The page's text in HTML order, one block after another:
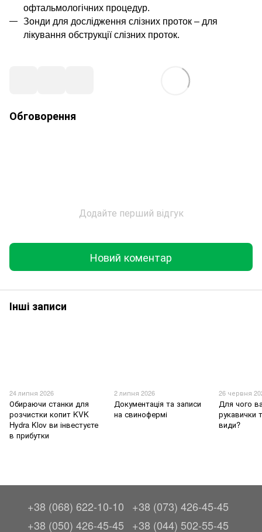
офтальмологічних процедур.
Зонди для дослідження слізних проток – для
лікування обструкції слізних проток.
Обговорення
Додайте перший відгук
Новий коментар
Інші записи
24 липня 2026
Обираючи станки для
розчистки копит KVK
Hydra Klov ви інвестуєте
в прибутки
2 липня 2026
Документація та записи
на свинофермі
26 червня
Для чого
рукавички
види?
+38 (068) 622-10-10
+38 (073) 426-45-45
+38 (050) 426-45-45
+38 (044) 502-55-45